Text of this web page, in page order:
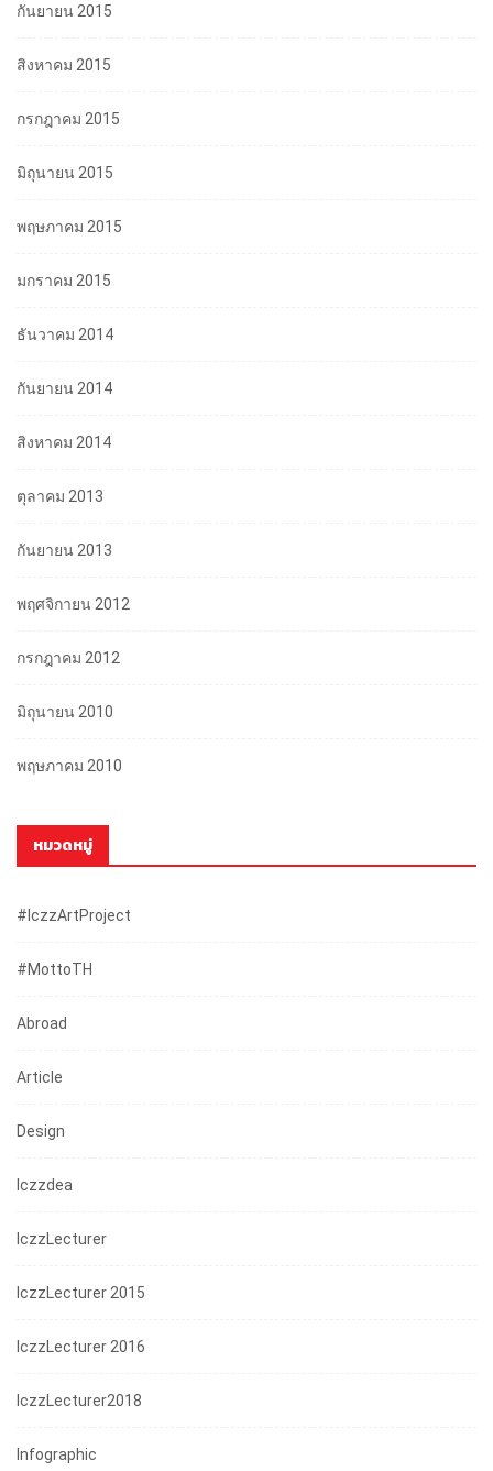
กันยายน 2015
สิงหาคม 2015
กรกฎาคม 2015
มิถุนายน 2015
พฤษภาคม 2015
มกราคม 2015
ธันวาคม 2014
กันยายน 2014
สิงหาคม 2014
ตุลาคม 2013
กันยายน 2013
พฤศจิกายน 2012
กรกฎาคม 2012
มิถุนายน 2010
พฤษภาคม 2010
หมวดหมู่
#iczzArtProject
#mottoTH
Abroad
Article
Design
Iczzdea
IczzLecturer
IczzLecturer 2015
IczzLecturer 2016
IczzLecturer2018
Infographic